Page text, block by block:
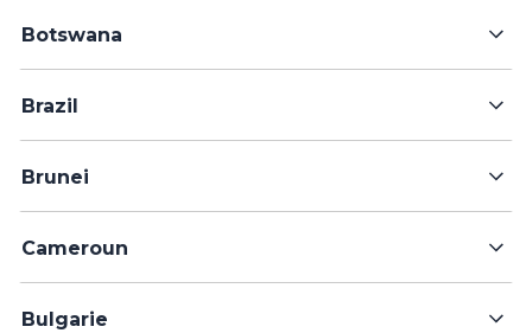
Botswana
Brazil
Brunei
Cameroun
Bulgarie